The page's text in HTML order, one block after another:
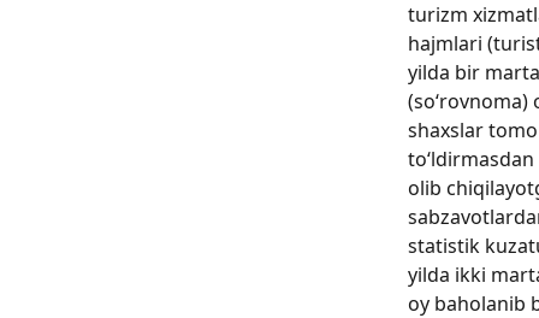
turizm
hajmlari
yilda bir
(so‘rovnoma)
shaxslar
olib
statistik
yilda ikki
oy baholanib